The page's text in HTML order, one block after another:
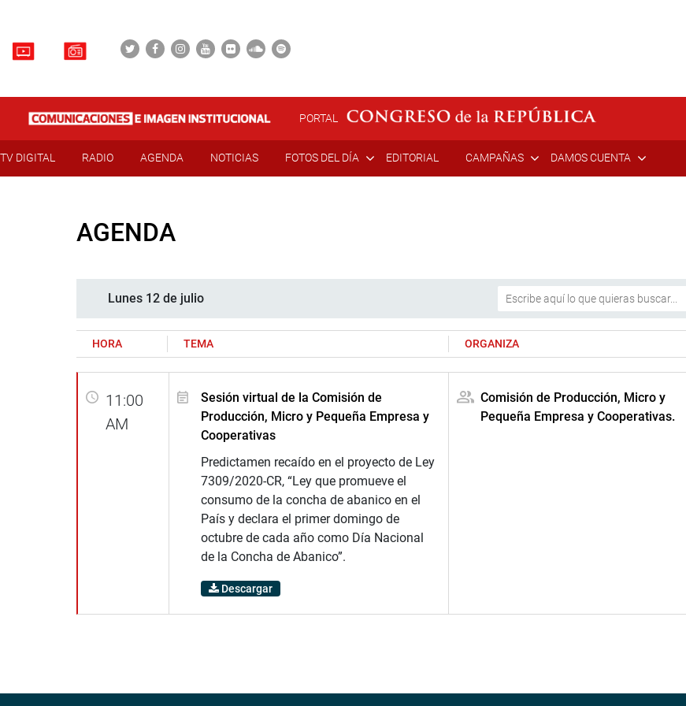
PORTAL
TV DIGITAL RADIO AGENDA NOTICIAS FOTOS DEL DÍA EDITORIAL CAMPAÑAS DAMOS CUENTA
AGENDA
Lunes 12 de julio
HORA TEMA ORGANIZA
11:00
AM
Sesión virtual de la Comisión de
Producción, Micro y Pequeña Empresa y
Cooperativas
Predictamen recaído en el proyecto de Ley
7309/2020-CR, “Ley que promueve el
consumo de la concha de abanico en el
País y declara el primer domingo de
octubre de cada año como Día Nacional
de la Concha de Abanico”.
Descargar
Comisión de Producción, Micro y
Pequeña Empresa y Cooperativas.